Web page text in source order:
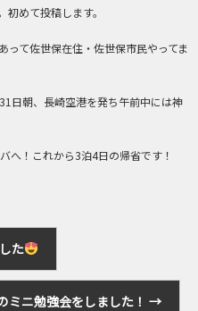
めて投稿します。
って佐世保在住・佐世保市民やってま
日朝、長崎空港を発ち午前中には神
へ！これから3泊4日の帰省です！
た
ミニ勉強会をしました！ →